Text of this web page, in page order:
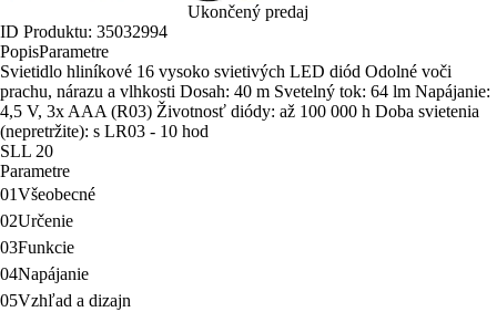
Ukončený predaj
ID Produktu: 35032994
PopisParametre
Svietidlo hliníkové 16 vysoko svietivých LED diód Odolné voči
prachu, nárazu a vlhkosti Dosah: 40 m Svetelný tok: 64 lm Napájanie:
4,5 V, 3x AAA (R03) Životnosť diódy: až 100 000 h Doba svietenia
(nepretržite): s LR03 - 10 hod
SLL 20
Parametre
01Všeobecné
02Určenie
03Funkcie
04Napájanie
05Vzhľad a dizajn